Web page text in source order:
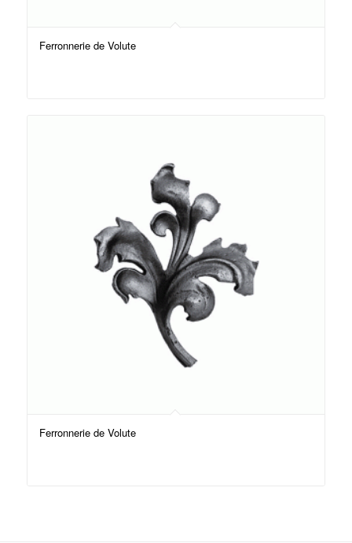
Ferronnerie de Volute
Ferronnerie de Volute